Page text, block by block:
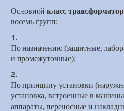
Основнойкласс
восемь групп:
По назначению (защитные,
и промежуточные);
По принципу установки
установка, встроенные в
аппараты, переносные и